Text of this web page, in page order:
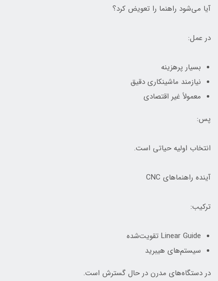
آیا می‌شود راهنما را تعویض کرد؟
در عمل:
بسیار پرهزینه
نیازمند ماشینکاری دقیق
معمولاً غیر اقتصادی
پس:
انتخاب اولیه حیاتی است.
آینده راهنماهای CNC
ترکیب:
Linear Guide تقویت‌شده
سیستم‌های هیبرید
در دستگاه‌های مدرن در حال گسترش است.